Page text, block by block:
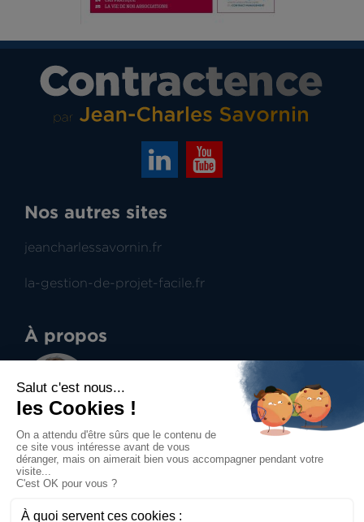
Nos autres sites
jeancharlessavornin.fr
la-gestion-de-projet-facile.fr
À propos
Jean-Charles Savornin
Dirigeant de projectence
Professionnel du management de projet et du
contract management, aide à la prise de
décisions.
Accueil Mentions légales